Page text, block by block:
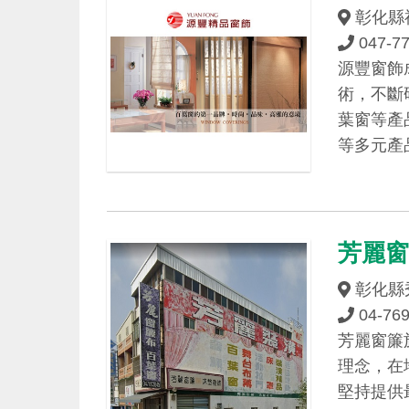
彰化縣
047-
源豐窗飾
術，不斷
葉窗等產
等多元
芳麗
彰化縣
04-
芳麗窗簾
理念，在
堅持提供